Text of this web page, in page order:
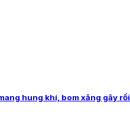
hung khí, bom xăng gây rối